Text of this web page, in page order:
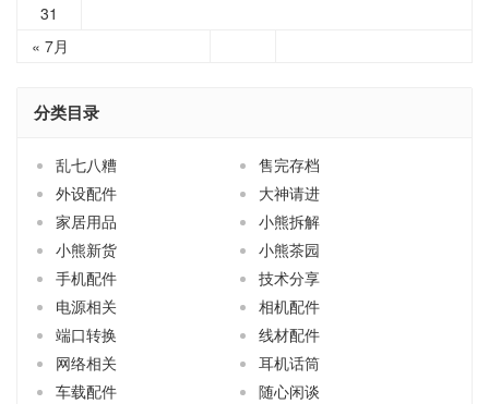
« 7月
31
分类目录
乱七八糟
售完存档
外设配件
大神请进
家居用品
小熊拆解
小熊新货
小熊茶园
手机配件
技术分享
电源相关
相机配件
端口转换
线材配件
网络相关
耳机话筒
车载配件
随心闲谈